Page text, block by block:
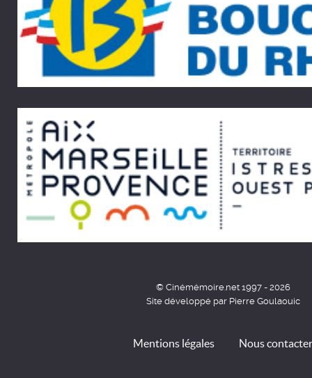
© Cinémémoire.net 1997 - 2026
Site développé par Pierre Goulaouic
Mentions légales Nous contacter